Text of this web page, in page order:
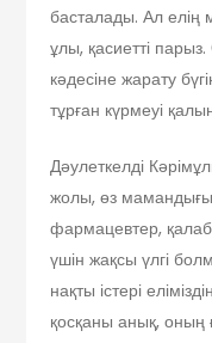
басталады. Ал елің
ұлы, қасиетті парыз.
кәдесіне жарату
тұрған күрмеуі
Дәулеткелді
жолы, өз
фармацевтер,
үшін жақсы үлгі
нақты істері
қосқаны анық,